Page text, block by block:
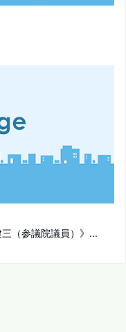
（参議院議員）》...